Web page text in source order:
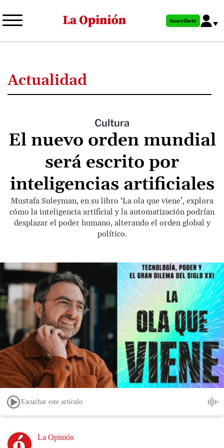
al
principal
Suscríbete
Actualidad
Cultura
El nuevo orden mundial
será escrito por
inteligencias artificiales
Mustafa Suleyman, en su libro ‘La ola que viene’, explora
cómo la inteligencia artificial y la automatización podrían
desplazar el poder humano, alterando el orden global y
político.
Escuchar este artículo
Image La Opinión